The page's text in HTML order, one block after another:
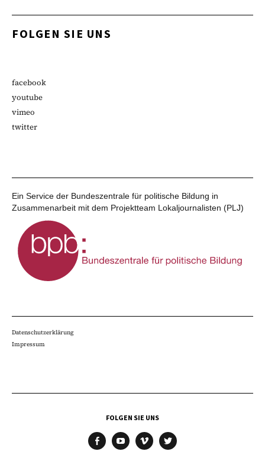
FOLGEN SIE UNS
facebook
youtube
vimeo
twitter
Ein Service der Bundeszentrale für politische Bildung in
Zusammenarbeit mit dem Projektteam Lokaljournalisten (PLJ)
Datenschutzerklärung
Impressum
FOLGEN SIE UNS